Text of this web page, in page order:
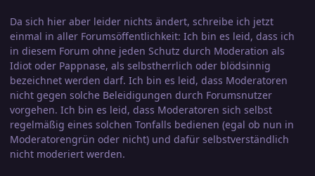
Da sich hier aber leider nichts ändert, schreibe ich jetzt
einmal in aller Forumsöffentlichkeit: Ich bin es leid, dass ich
in diesem Forum ohne jeden Schutz durch Moderation als
Idiot oder Pappnase, als selbstherrlich oder blödsinnig
bezeichnet werden darf. Ich bin es leid, dass Moderatoren
nicht gegen solche Beleidigungen durch Forumsnutzer
vorgehen. Ich bin es leid, dass Moderatoren sich selbst
regelmäßig eines solchen Tonfalls bedienen (egal ob nun in
Moderatorengrün oder nicht) und dafür selbstverständlich
nicht moderiert werden.